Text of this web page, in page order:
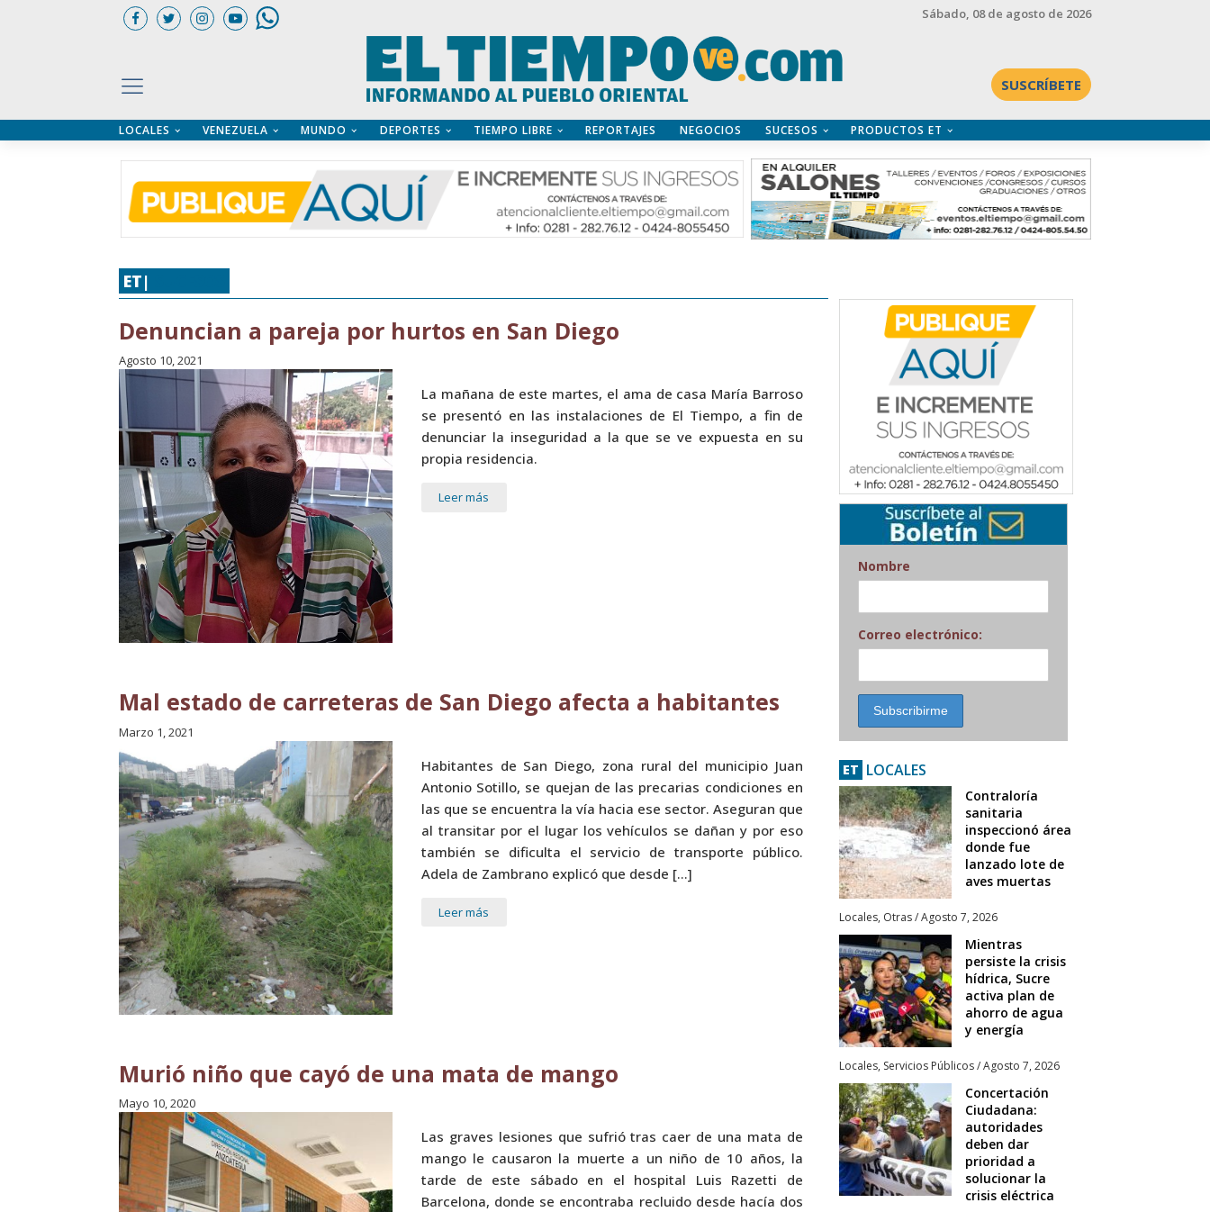
Sábado, 08 de agosto de 2026
SUSCRÍBETE
LOCALES VENEZUELA MUNDO DEPORTES TIEMPO LIBRE REPORTAJES NEGOCIOS SUCESOS PRODUCTOS ET
ET|
Denuncian a pareja por hurtos en San Diego
Agosto 10, 2021
La mañana de este martes, el ama de casa María Barroso
se presentó en las instalaciones de El Tiempo, a fin de
denunciar la inseguridad a la que se ve expuesta en su
propia residencia.
Leer más
Mal estado de carreteras de San Diego afecta a habitantes
Marzo 1, 2021
Habitantes de San Diego, zona rural del municipio Juan
Antonio Sotillo, se quejan de las precarias condiciones en
las que se encuentra la vía hacia ese sector. Aseguran que
al transitar por el lugar los vehículos se dañan y por eso
también se dificulta el servicio de transporte público.
Adela de Zambrano explicó que desde […]
Leer más
Murió niño que cayó de una mata de mango
Mayo 10, 2020
Las graves lesiones que sufrió tras caer de una mata de
mango le causaron la muerte a un niño de 10 años, la
tarde de este sábado en el hospital Luis Razetti de
Barcelona, donde se encontraba recluido desde hacía dos
Nombre
Correo electrónico:
ET LOCALES
Contraloría
sanitaria
inspeccionó área
donde fue
lanzado lote de
aves muertas
Locales, Otras/Agosto 7, 2026
Mientras
persiste la crisis
hídrica, Sucre
activa plan de
ahorro de agua
y energía
Locales, Servicios Públicos/Agosto 7, 2026
Concertación
Ciudadana:
autoridades
deben dar
prioridad a
solucionar la
crisis eléctrica